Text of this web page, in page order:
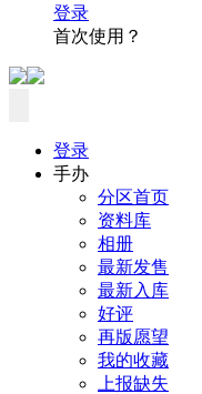
登录
首次使用？
登录
手办
分区首页
资料库
相册
最新发售
最新入库
好评
再版愿望
我的收藏
上报缺失